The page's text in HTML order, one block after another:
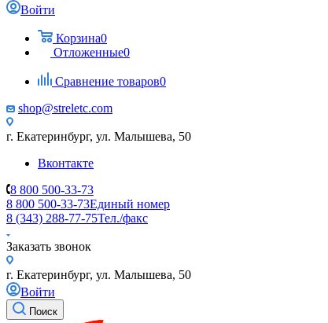
Войти
Корзина0
Отложенные0
Сравнение товаров0
shop@streletc.com
г. Екатеринбург, ул. Малышева, 50
Вконтакте
8 800 500-33-73
8 800 500-33-73Единый номер
8 (343) 288-77-75Тел./факс
Заказать звонок
г. Екатеринбург, ул. Малышева, 50
Войти
Поиск